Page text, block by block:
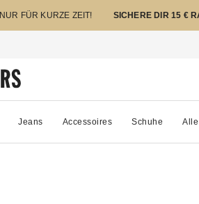
NUR FÜR KURZE ZEIT! SICHERE DIR 15 €
Jeans Accessoires Schuhe Alle